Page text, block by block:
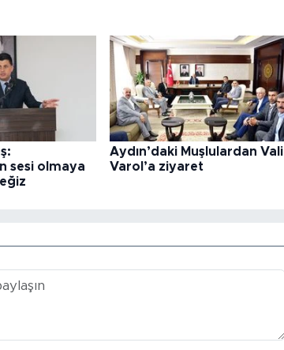
sesi olmaya
Aydın’daki Muşlulardan Vali
Varol’a ziyaret